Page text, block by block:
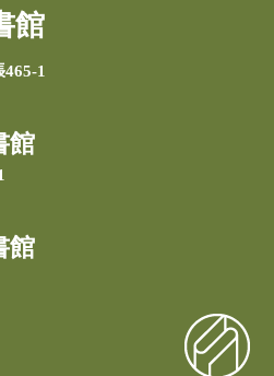
館
1
館
館